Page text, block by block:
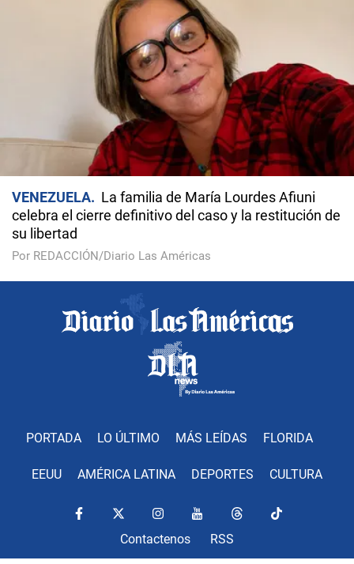
VENEZUELA
La familia de María Lourdes Afiuni
celebra el cierre definitivo del caso y la restitución de
su libertad
Por REDACCIÓN/Diario Las Américas
PORTADA LO ÚLTIMO MÁS LEÍDAS FLORIDA
EEUU AMÉRICA LATINA DEPORTES CULTURA
Contactenos RSS